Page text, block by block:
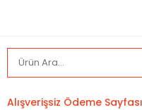
Alışverişsiz Ödeme Sayfası